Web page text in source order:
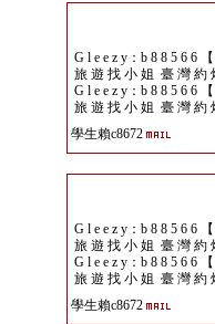
G l e e z y：b 8 8 5 6 6
旅 遊 找 小 姐 臺 灣 約
G l e e z y：b 8 8 5 6 6
旅 遊 找 小 姐 臺 灣 約
學生賴c8672
G l e e z y：b 8 8 5 6 6
旅 遊 找 小 姐 臺 灣 約
G l e e z y：b 8 8 5 6 6
旅 遊 找 小 姐 臺 灣 約
學生賴c8672